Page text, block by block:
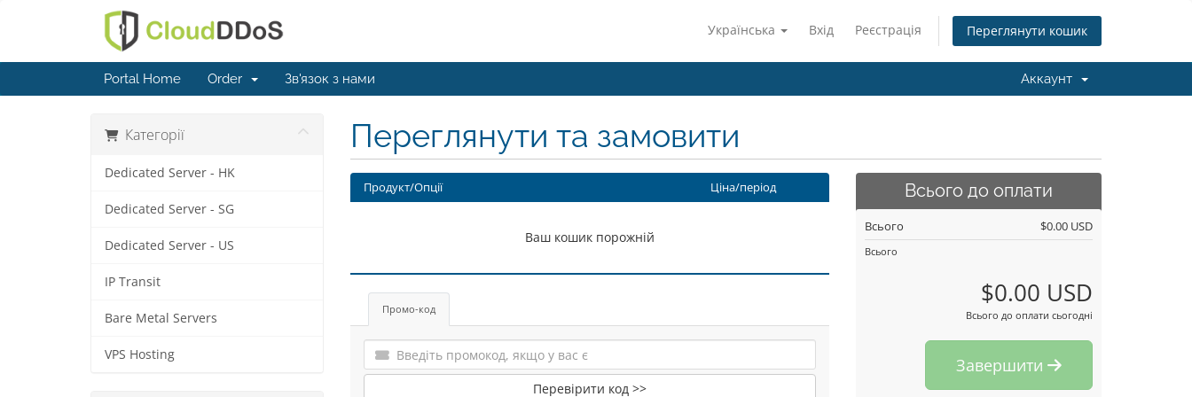
Українська Вхід Реєстрація Переглянути кошик
Portal Home Order Зв'язок з нами Аккаунт
Категорії
Dedicated Server - HK
Dedicated Server - SG
Dedicated Server - US
IP Transit
Bare Metal Servers
VPS Hosting
Переглянути та замовити
Продукт/Опції Ціна/період
Ваш кошик порожній
Промо-код
Перевірити код >>
Всього до оплати
Всього $0.00 USD
Всього
$0.00 USD
Всього до оплати сьогодні
Завершити